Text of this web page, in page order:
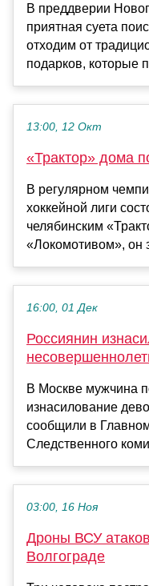
В преддверии
приятная суета
отходим от
подарков, которые
13:00, 12 Окт
«Трактор» дома
В регулярном
хоккейной лиги
челябинским
«Локомотивом», он
16:00, 01 Дек
Россиянин
В Москве мужчина
изнасилование
сообщили в
Следственного
03:00, 16 Ноя
Дроны ВСУ
Волгограде